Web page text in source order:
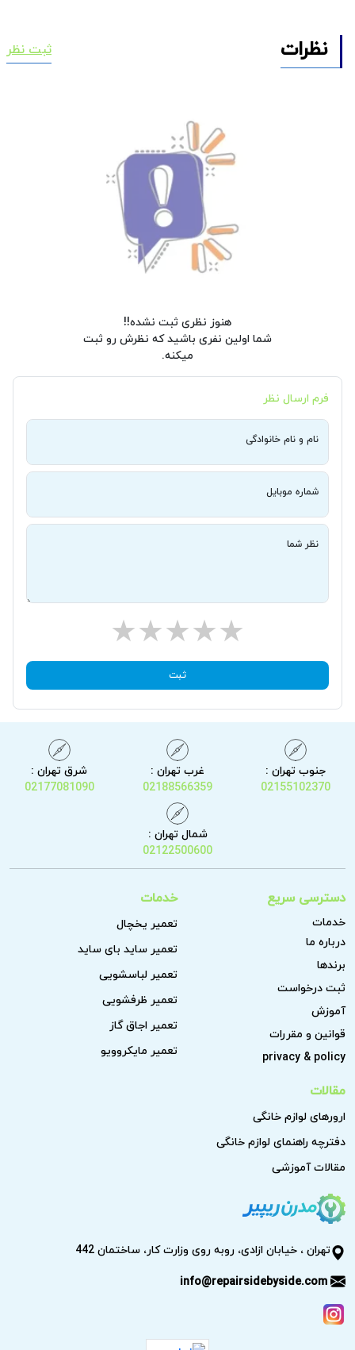
نظرات ثبت نظر
هنوز نظری ثبت نشده!!
شما اولین نفری باشید که نظرش رو ثبت
میکنه.
فرم ارسال نظر
نام و نام خانوادگی
شماره موبایل
نظر شما
ثبت
جنوب تهران :
02155102370
غرب تهران :
02188566359
شرق تهران :
02177081090
شمال تهران :
02122500600
دسترسی سریع
خدمات
درباره ما
برندها
ثبت درخواست
آموزش
قوانین و مقررات
privacy & policy
خدمات
تعمیر یخچال
تعمیر ساید بای ساید
تعمیر لباسشویی
تعمیر ظرفشویی
تعمیر اجاق گاز
تعمیر مایکروویو
مقالات
ارورهای لوازم خانگی
دفترچه راهنمای لوازم خانگی
مقالات آموزشی
تهران ، خیابان ازادی، روبه روی وزارت کار، ساختمان 442
info@repairsidebyside.com